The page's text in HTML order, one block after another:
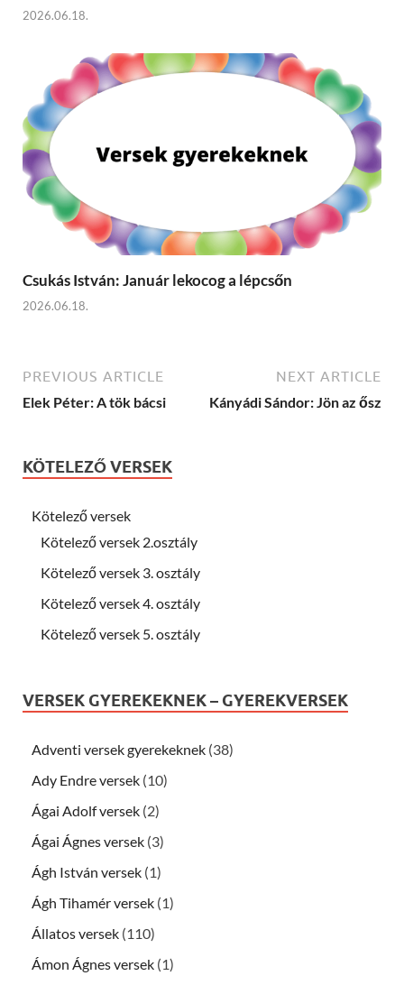
2026.06.18.
Csukás István: Január lekocog a lépcsőn
2026.06.18.
PREVIOUS ARTICLE
Elek Péter: A tök bácsi
NEXT ARTICLE
Kányádi Sándor: Jön az ősz
KÖTELEZŐ VERSEK
Kötelező versek
Kötelező versek 2.osztály
Kötelező versek 3. osztály
Kötelező versek 4. osztály
Kötelező versek 5. osztály
VERSEK GYEREKEKNEK – GYEREKVERSEK
Adventi versek gyerekeknek (38)
Ady Endre versek (10)
Ágai Adolf versek (2)
Ágai Ágnes versek (3)
Ágh István versek (1)
Ágh Tihamér versek (1)
Állatos versek (110)
Ámon Ágnes versek (1)